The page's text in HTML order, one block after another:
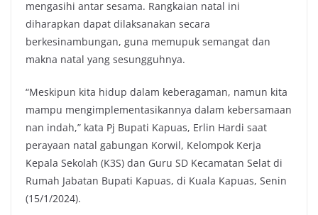
mengasihi antar sesama. Rangkaian natal ini
diharapkan dapat dilaksanakan secara
berkesinambungan, guna memupuk semangat dan
makna natal yang sesungguhnya.
“Meskipun kita hidup dalam keberagaman, namun kita
mampu mengimplementasikannya dalam kebersamaan
nan indah,” kata Pj Bupati Kapuas, Erlin Hardi saat
perayaan natal gabungan Korwil, Kelompok Kerja
Kepala Sekolah (K3S) dan Guru SD Kecamatan Selat di
Rumah Jabatan Bupati Kapuas, di Kuala Kapuas, Senin
(15/1/2024).